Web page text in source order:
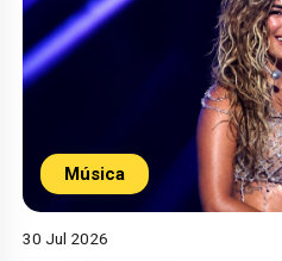
Música
30 Jul 2026